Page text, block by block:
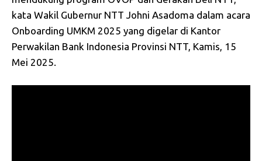
kata Wakil Gubernur NTT Johni Asadoma dalam acara
Onboarding UMKM 2025 yang digelar di Kantor
Perwakilan Bank Indonesia Provinsi NTT, Kamis, 15
Mei 2025.